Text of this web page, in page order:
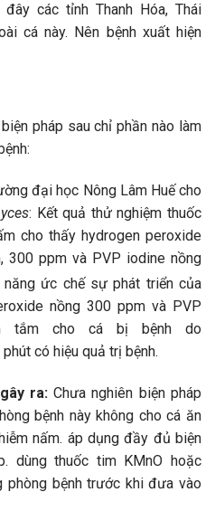
đây các tỉnh Thanh Hóa, Thái
cá này. Nên bệnh xuất hiện
pháp sau chỉ phần nào làm
đại học Nông Lâm Huế cho
: Kết quả thử nghiệm thuốc
cho thấy hydrogen peroxide
300 ppm và PVP iodine nồng
ức chế sự phát triển của
nồng 300 ppm và PVP
tắm cho cá bị bệnh do
có hiệu quả trị bệnh.
ra:Chưa nghiên biện pháp
bệnh này không cho cá ăn
nấm. áp dụng đầy đủ biện
dùng thuốc tim KMnO hoặc
phòng bệnh trước khi đưa vào